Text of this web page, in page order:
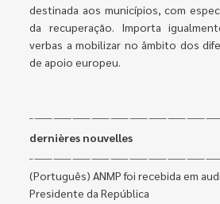
destinada aos municípios, com
da recuperação. Importa
verbas a mobilizar no âmbito dos
de apoio europeu.
dernières nouvelles
(Português) ANMP foi recebida em
Presidente da República